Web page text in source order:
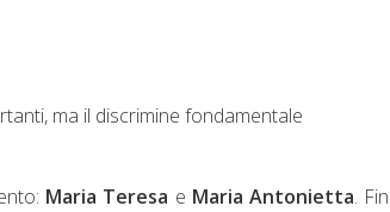
ma il discrimine fondamentale
Maria Teresa e Maria Antonietta. Fin